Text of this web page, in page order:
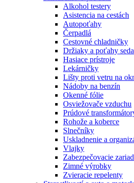
Alkohol testery
Asistencia na cestách
Autopoťahy
Čerpadlá
Cestovné chladničky
Držiaky a poťahy
Hasiace prístroje
Lekárničky
Lišty proti vetru na
Nádoby na benzín
Okenné fólie
Osviežovače vzduchu
Prúdové
Rohože a koberce
Slnečníky
Uskladnenie a
Vlajky
Zabezpečovacie
Zimné výrobky
Zvieracie repelenty